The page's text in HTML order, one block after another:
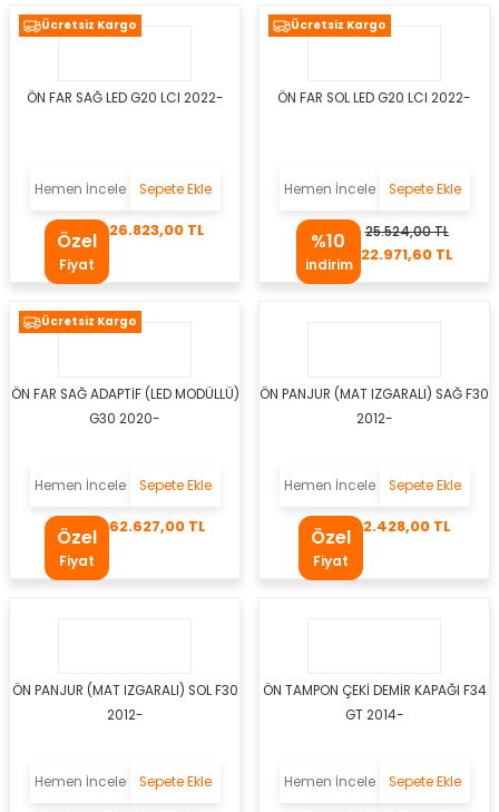
TakozuÜcretsiz Kargo
ÖN FAR SAĞ LED G20 LCI 2022-
Hemen İncele Sepete Ekle
Özel
Fiyat
26.823,00 TL
Ücretsiz Kargo
ÖN FAR SOL LED G20 LCI 2022-
Hemen İncele Sepete Ekle
%10
indirim
25.524,00 TL
22.971,60 TL
Ücretsiz Kargo
ÖN FAR SAĞ ADAPTİF (LED MODÜLLÜ)
G30 2020-
Hemen İncele Sepete Ekle
Özel
Fiyat
62.627,00 TL
ÖN PANJUR (MAT IZGARALI) SAĞ F30
2012-
Hemen İncele Sepete Ekle
Özel
Fiyat
2.428,00 TL
ÖN PANJUR (MAT IZGARALI) SOL F30
2012-
Hemen İncele Sepete Ekle
ÖN TAMPON ÇEKİ DEMİR KAPAĞI F34
GT 2014-
Hemen İncele Sepete Ekle